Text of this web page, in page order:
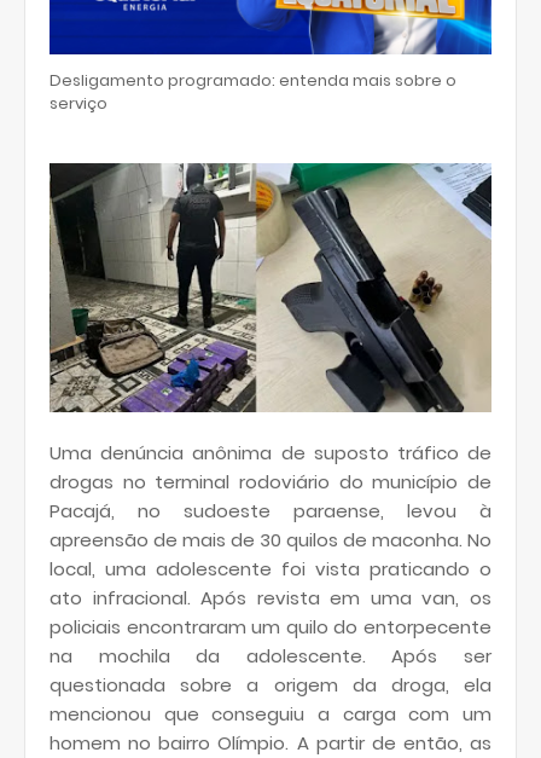
Desligamento programado: entenda mais sobre o
serviço
Uma denúncia anônima de suposto tráfico de
drogas no terminal rodoviário do município de
Pacajá, no sudoeste paraense, levou à
apreensão de mais de 30 quilos de maconha. No
local, uma adolescente foi vista praticando o
ato infracional. Após revista em uma van, os
policiais encontraram um quilo do entorpecente
na mochila da adolescente. Após ser
questionada sobre a origem da droga, ela
mencionou que conseguiu a carga com um
homem no bairro Olímpio. A partir de então, as